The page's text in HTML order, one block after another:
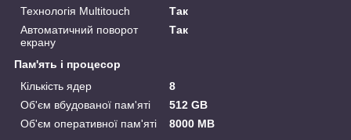
Технологія Multitouch
Так
Автоматичний поворот
екрану
Так
Пам'ять і процесор
Кількість ядер
8
Об'єм вбудованої пам'яті
512 GB
Об'єм оперативної пам'яті
8000 MB